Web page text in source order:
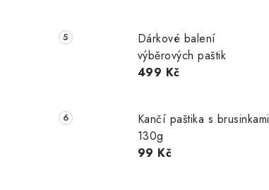
Dárkové balení
výběrových paštik
499 Kč
Kančí paštika s brusinkami
130g
99 Kč